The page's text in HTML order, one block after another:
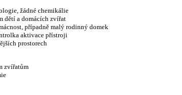
žádné chemikálie
dětí a domácích zvířat
případně malý rodinný domek
aktivace přístroji
prostorech
zvířatům